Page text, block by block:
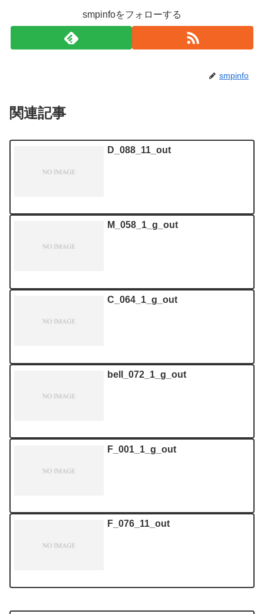
smpinfoをフォローする
smpinfo
関連記事
D_088_11_out
M_058_1_g_out
C_064_1_g_out
bell_072_1_g_out
F_001_1_g_out
F_076_11_out